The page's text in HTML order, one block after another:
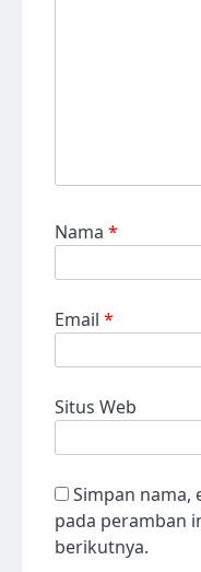
Nama *
Email *
Situs Web
Simpan nama,
pada peramban
berikutnya.